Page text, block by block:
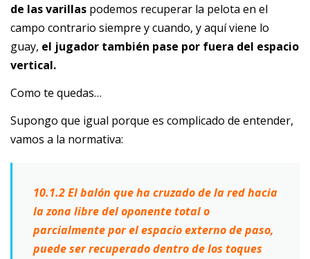
de las varillas podemos recuperar la pelota en el
campo contrario siempre y cuando, y aquí viene lo
guay, el jugador también pase por fuera del espacio
vertical.
Como te quedas…
Supongo que igual porque es complicado de entender,
vamos a la normativa:
10.1.2 El balón que ha cruzado de la red hacia
la zona libre del oponente total o
parcialmente por el espacio externo de paso,
puede ser recuperado dentro de los toques